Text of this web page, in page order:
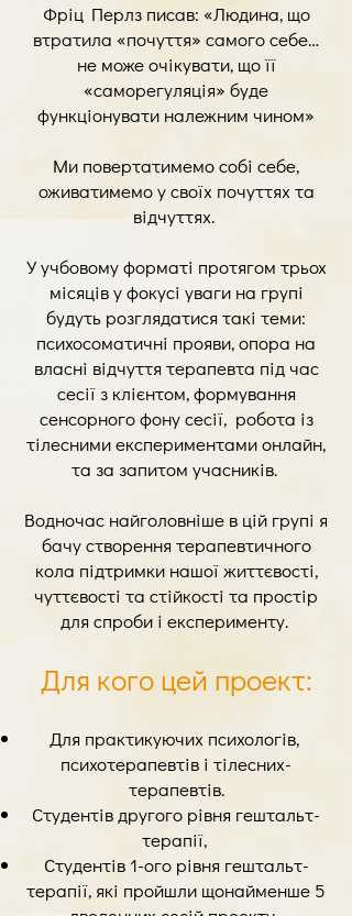
Фріц Перлз писав: «Людина, що
втратила «почуття» самого себе…
не може очікувати, що її
«саморегуляція» буде
функціонувати належним чином»
Ми повертатимемо собі себе,
оживатимемо у своїх почуттях та
відчуттях.
У учбовому форматі протягом трьох
місяців у фокусі уваги на групі
будуть розглядатися такі теми:
психосоматичні прояви, опора на
власні відчуття терапевта під час
сесії з клієнтом, формування
сенсорного фону сесії, робота із
тілесними експериментами онлайн,
та за запитом учасників.
Водночас найголовніше в цій групі я
бачу створення терапевтичного
кола підтримки нашої життєвості,
чуттєвості та стійкості та простір
для спроби і експерименту.
Для кого цей проект:
Для практикуючих психологів,
психотерапевтів і тілесних-
терапевтів.
Студентів другого рівня гештальт-
терапії,
Студентів 1-ого рівня гештальт-
терапії, які пройшли щонайменше 5